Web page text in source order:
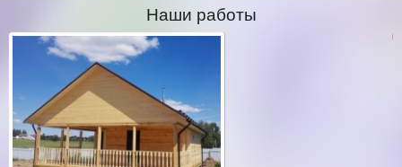
Наши работы